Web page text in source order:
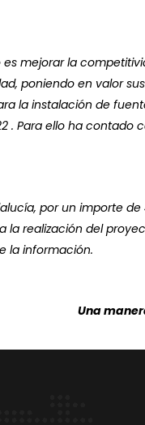
es mejorar la
poniendo en valor
la instalación de
. Para ello ha contado
por un importe de
realización del
la información.
Una